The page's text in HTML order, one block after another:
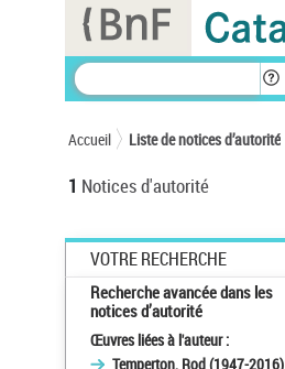
Accueil Liste de notices d’autorité
1 Notices d'autorité
VOTRE RECHERCHE
Recherche avancée dans les
notices d’autorité
Œuvres liées à l'auteur :
Temperton, Rod (1947-2016)
Panneau de gestion des cookies